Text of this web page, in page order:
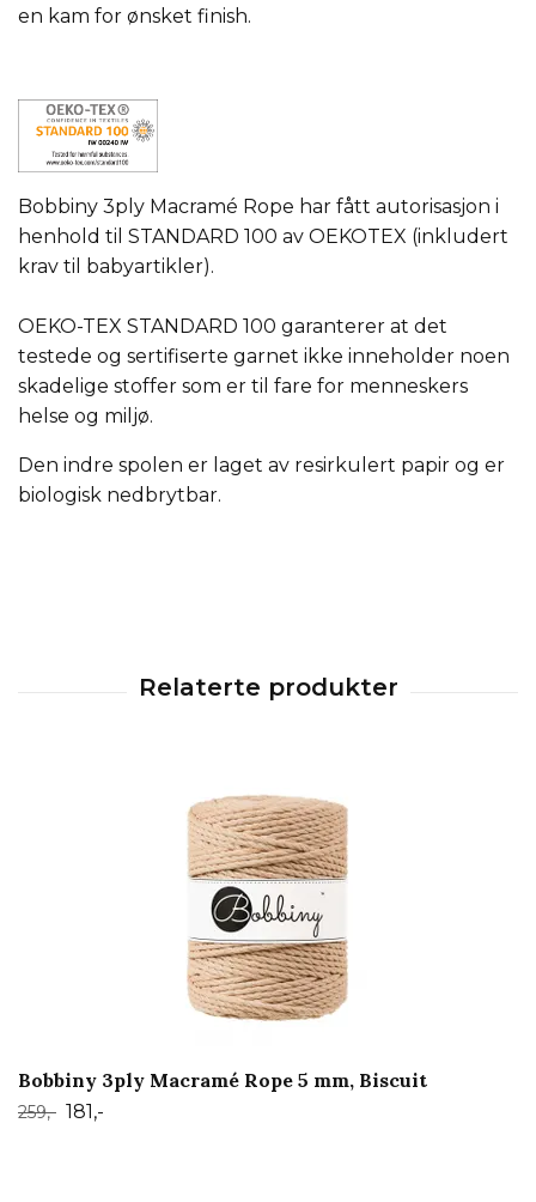
en kam for ønsket finish.
Bobbiny 3ply Macramé Rope har fått autorisasjon i
henhold til STANDARD 100 av OEKOTEX (inkludert
krav til babyartikler).
OEKO-TEX STANDARD 100 garanterer at det
testede og sertifiserte garnet ikke inneholder noen
skadelige stoffer som er til fare for menneskers
helse og miljø.
Den indre spolen er laget av resirkulert papir og er
biologisk nedbrytbar.
Bobbiny 3ply Macramé Rope 5 mm, Biscuit
259,- 181,-